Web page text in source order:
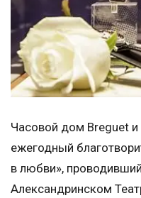
Часовой дом Breguet
ежегодный
в любви»,
Александринском